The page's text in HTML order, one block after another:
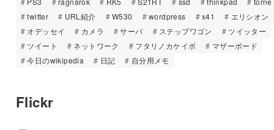
twitter
URL紹介 W530 wordpress x41
エリシオン
オデッセイ
カメラ サーバ ステップワゴン
ツイッター
ツイート
ネットワーク フタリノカケイボ
マザーボード
今日のwikipedia
日記 自分用メモ
Flickr